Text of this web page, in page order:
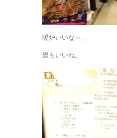
暖炉いいな～。
畳もいいね。